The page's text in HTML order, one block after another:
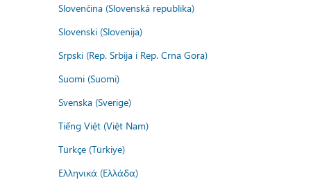
Slovenčina (Slovenská republika)
Slovenski (Slovenija)
Srpski (Rep. Srbija i Rep. Crna Gora)
Suomi (Suomi)
Svenska (Sverige)
Tiếng Việt (Việt Nam)
Türkçe (Türkiye)
Ελληνικά (Ελλάδα)